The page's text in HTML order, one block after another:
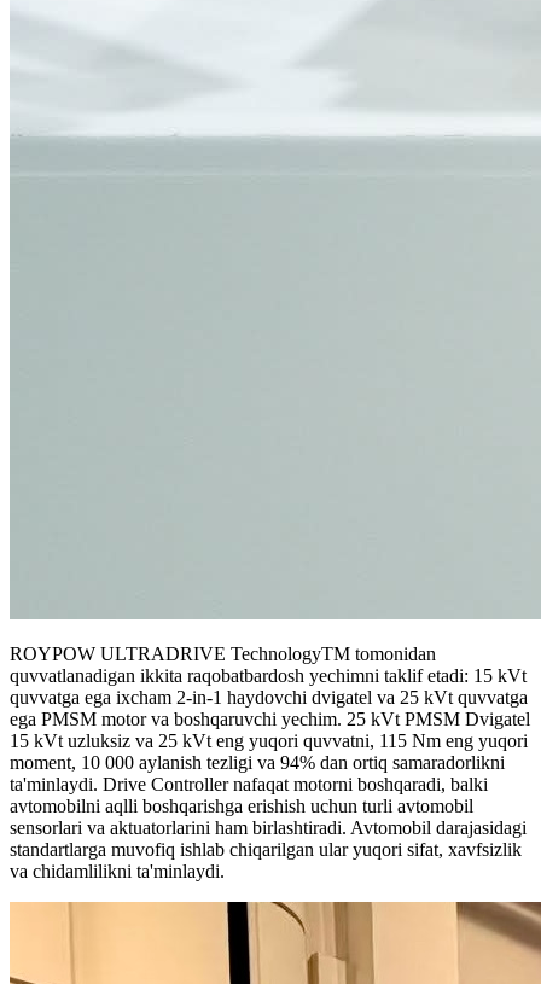
ROYPOW ULTRADRIVE TechnologyTM tomonidan
quvvatlanadigan ikkita raqobatbardosh yechimni taklif etadi: 15 kVt
quvvatga ega ixcham 2-in-1 haydovchi dvigatel va 25 kVt quvvatga
ega PMSM motor va boshqaruvchi yechim. 25 kVt PMSM Dvigatel
15 kVt uzluksiz va 25 kVt eng yuqori quvvatni, 115 Nm eng yuqori
moment, 10 000 aylanish tezligi va 94% dan ortiq samaradorlikni
ta'minlaydi. Drive Controller nafaqat motorni boshqaradi, balki
avtomobilni aqlli boshqarishga erishish uchun turli avtomobil
sensorlari va aktuatorlarini ham birlashtiradi. Avtomobil darajasidagi
standartlarga muvofiq ishlab chiqarilgan ular yuqori sifat, xavfsizlik
va chidamlilikni ta'minlaydi.